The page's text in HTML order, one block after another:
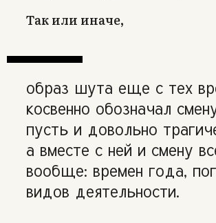
Так или иначе,
образ шута еще с тех
косвенно обозначал
пусть и довольно
а вместе с ней и смену
вообще: времен года,
видов деятельности.